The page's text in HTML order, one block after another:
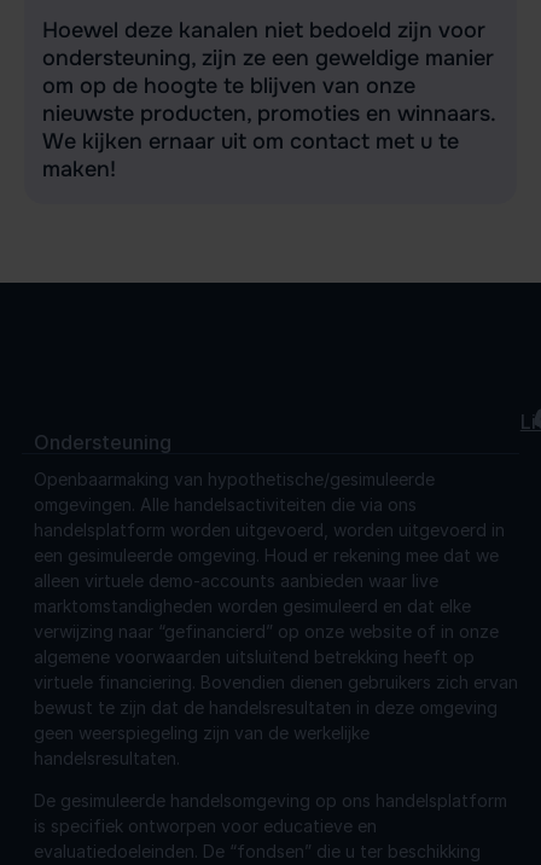
Hoewel deze kanalen niet bedoeld zijn voor
ondersteuning, zijn ze een geweldige manier
om op de hoogte te blijven van onze
nieuwste producten, promoties en winnaars.
We kijken ernaar uit om contact met u te
maken!
Ondersteuning
Openbaarmaking van hypothetische/gesimuleerde
omgevingen. Alle handelsactiviteiten die via ons
handelsplatform worden uitgevoerd, worden uitgevoerd in
een gesimuleerde omgeving. Houd er rekening mee dat we
alleen virtuele demo-accounts aanbieden waar live
marktomstandigheden worden gesimuleerd en dat elke
verwijzing naar “gefinancierd” op onze website of in onze
algemene voorwaarden uitsluitend betrekking heeft op
virtuele financiering. Bovendien dienen gebruikers zich ervan
bewust te zijn dat de handelsresultaten in deze omgeving
geen weerspiegeling zijn van de werkelijke
handelsresultaten.
De gesimuleerde handelsomgeving op ons handelsplatform
is specifiek ontworpen voor educatieve en
evaluatiedoeleinden. De “fondsen” die u ter beschikking